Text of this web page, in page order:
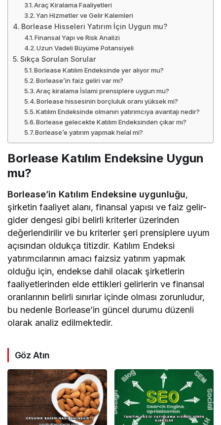
Araç Kiralama Faaliyetleri
Yan Hizmetler ve Gelir Kalemleri
Borlease Hisseleri Yatırım İçin Uygun mu?
Finansal Yapı ve Risk Analizi
Uzun Vadeli Büyüme Potansiyeli
Sıkça Sorulan Sorular
Borlease Katılım Endeksinde yer alıyor mu?
Borlease’in faiz geliri var mı?
Araç kiralama İslami prensiplere uygun mu?
Borlease hissesinin borçluluk oranı yüksek mi?
Katılım Endeksinde olmanın yatırımcıya avantajı nedir?
Borlease gelecekte Katılım Endeksinden çıkar mı?
Borlease’e yatırım yapmak helal mi?
Borlease Katılım Endeksine Uygun
mu?
Borlease’in Katılım Endeksine uygunluğu,
şirketin faaliyet alanı, finansal yapısı ve faiz gelir-
gider dengesi gibi belirli kriterler üzerinden
değerlendirilir ve bu kriterler şeri prensiplere uyum
açısından oldukça titizdir. Katılım Endeksi
yatırımcılarının amacı faizsiz yatırım yapmak
olduğu için, endekse dahil olacak şirketlerin
faaliyetlerinden elde ettikleri gelirlerin ve finansal
oranlarının belirli sınırlar içinde olması zorunludur,
bu nedenle Borlease’in güncel durumu düzenli
olarak analiz edilmektedir.
Göz Atın